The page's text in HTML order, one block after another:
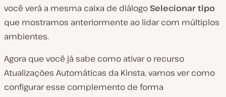
você verá a mesma caixa de diálogo Selecionar tipo
que mostramos anteriormente ao lidar com múltiplos
ambientes.
Agora que você já sabe como ativar o recurso
Atualizações Automáticas da Kinsta, vamos ver como
configurar esse complemento de forma